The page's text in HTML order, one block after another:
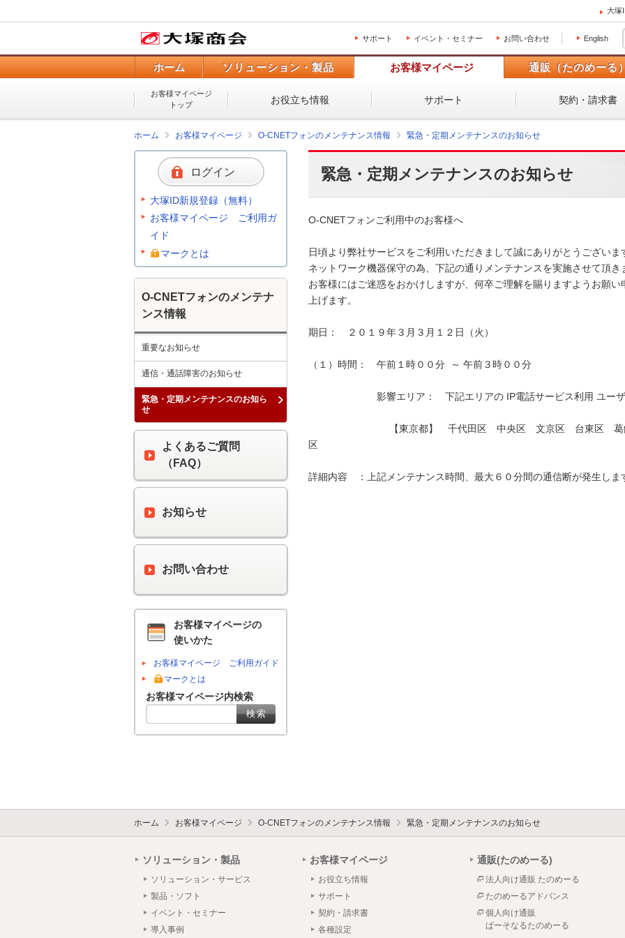
大塚
サポート イベント・セミナー お問い合わせ English
ホーム ソリューション・製品 お客様マイページ 通販（たのめーる）
お客様マイページ
トップ
お役立ち情報 サポート 契約・請求書
ホーム お客様マイページ O-CNETフォンのメンテナンス情報 緊急・定期メンテナンスのお知らせ
緊急・定期メンテナンスのお知らせ
O-CNETフォンご利用中のお客様へ
日頃より弊社サービスをご利用いただきまして誠にありがとうございま
ネットワーク機器保守の為、下記の通りメンテナンスを実施させて頂き
お客様にはご迷惑をおかけしますが、何卒ご理解を賜りますようお願い
上げます。
期日：　２０１９年３月３月１２日（火）
（１）時間：　午前１時００分  ～ 午前３時００分
影響エリア：　下記エリアの IP電話サービス利用 ユー
【東京都】　千代田区　中央区　文京区　台東区　葛
詳細内容　：上記メンテナンス時間、最大６０分間の通信断が発生しま
ログイン
大塚ID新規登録（無料）
お客様マイページ ご利用ガ
イド
マークとは
O-CNETフォンのメンテナ
ンス情報
重要なお知らせ
通信・通話障害のお知らせ
緊急・定期メンテナンスのお知ら
せ
よくあるご質問
（FAQ）
お知らせ
お問い合わせ
お客様マイページの
使いかた
お客様マイページ ご利用ガイド
マークとは
お客様マイページ内検索
ホーム お客様マイページ O-CNETフォンのメンテナンス情報 緊急・定期メンテナンスのお知らせ
ソリューション・製品
ソリューション・サービス
製品・ソフト
イベント・セミナー
導入事例
お客様マイページ
お役立ち情報
サポート
契約・請求書
各種設定
通販(たのめーる)
法人向け通販 たのめーる
たのめーるアドバンス
個人向け通販
ぱーそなるたのめーる